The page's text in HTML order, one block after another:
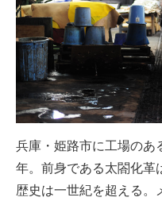
兵庫・姫路市に工場のあ
年。前身である太閤化革
歴史は一世紀を超える。